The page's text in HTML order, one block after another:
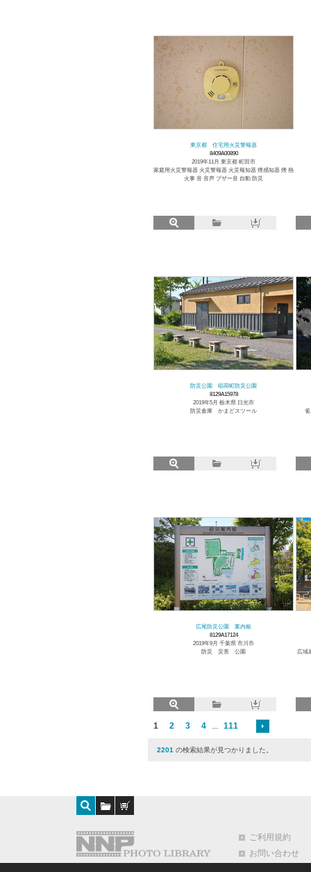
東京都 住宅用火災警報器
8409A00890
2019年11月 東京都 町田市
家庭用火災警報器 火災警報器 火災報知器 煙感知器 煙 熱
火事 音 音声 ブザー音 自動 防災
防災公園 稲荷町防災公園
8129A15978
2019年5月 栃木県 日光市
防災倉庫 かまどスツール
広尾防災公園 案内板
8129A17124
2019年9月 千葉県 市川市
防災 災害 公園
広域
1 2 3 4 ... 111
2201 の検索結果が見つかりました。
ご利用規約
お問い合わせ